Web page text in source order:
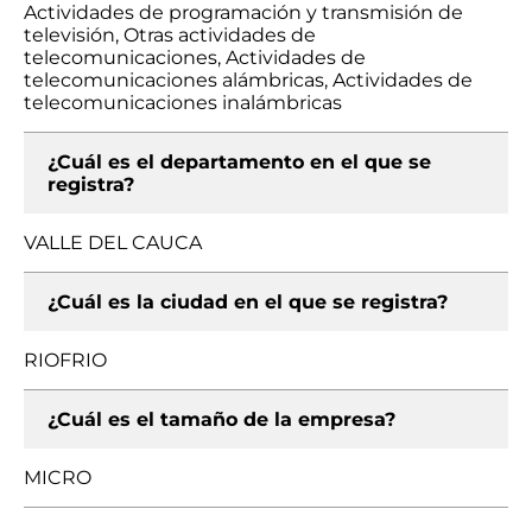
Actividades de programación y transmisión de
televisión, Otras actividades de
telecomunicaciones, Actividades de
telecomunicaciones alámbricas, Actividades de
telecomunicaciones inalámbricas
¿Cuál es el departamento en el que se
registra?
VALLE DEL CAUCA
¿Cuál es la ciudad en el que se registra?
RIOFRIO
¿Cuál es el tamaño de la empresa?
MICRO